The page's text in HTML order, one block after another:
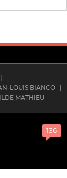
LOUIS BIANCO
MATHIEU